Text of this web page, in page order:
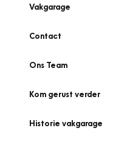
Vakgarage
Contact
Ons Team
Kom gerust verder
Historie vakgarage